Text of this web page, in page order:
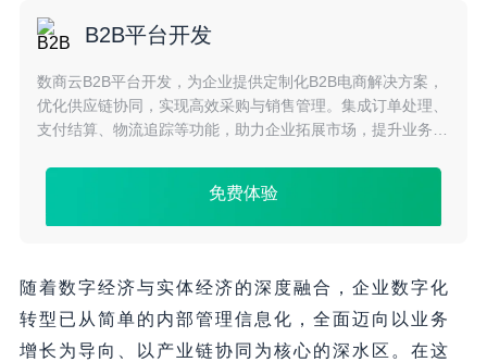
B2B平台开发
数商云B2B平台开发，为企业提供定制化B2B电商解决方案，
优化供应链协同，实现高效采购与销售管理。集成订单处理、
支付结算、物流追踪等功能，助力企业拓展市场，提升业务效
免费体验
随着数字经济与实体经济的深度融合，企业数字化
转型已从简单的内部管理信息化，全面迈向以业务
增长为导向、以产业链协同为核心的深水区。在这